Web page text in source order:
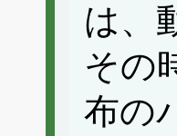
は、
その
布の